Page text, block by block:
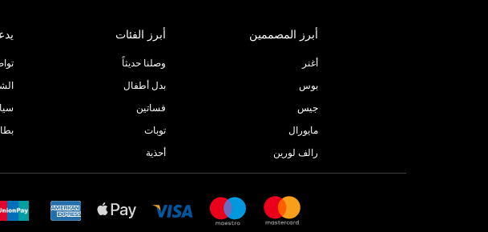
أبرز المصممين
أغنر
بوس
جيس
مايورال
رالف لورين
أبرز الفئات
وصلنا حديثاً
بدل أطفال
فساتين
توبات
أحذية